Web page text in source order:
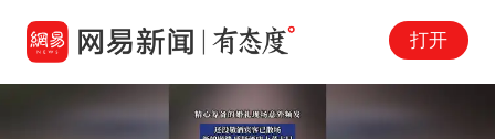
打开